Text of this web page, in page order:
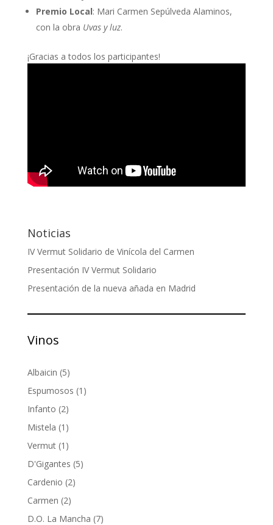
Premio Local: Mari Carmen Sepúlveda Alaminos,
con la obra Uvas y luz.
¡Gracias a todos los participantes!
Noticias
IV Vermut Solidario de Vinícola del Carmen
Presentación IV Vermut Solidario
Presentación de la nueva añada en Madrid
Vinos
Albaicin 55
productos
Espumosos 1 1
Infanto 22
productos
Mistela 1 1
producto
Vermut 1 1
producto
D'Gigantes 55
Cardenio 22
Carmen 22
productos
D.O. La Mancha 77